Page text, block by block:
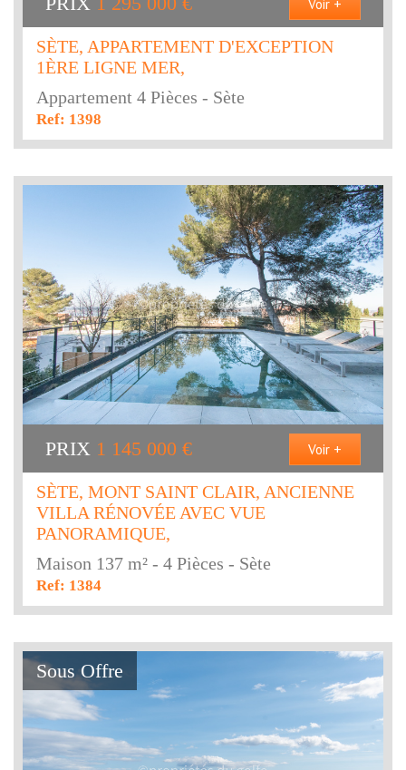
SÈTE, APPARTEMENT D'EXCEPTION
1ÈRE LIGNE MER,
Appartement 4 Pièces - Sète
Ref: 1398
PRIX 1 145 000 € Voir +
SÈTE, MONT SAINT CLAIR, ANCIENNE
VILLA RÉNOVÉE AVEC VUE
PANORAMIQUE,
Maison 137 m² - 4 Pièces - Sète
Ref: 1384
Sous Offre